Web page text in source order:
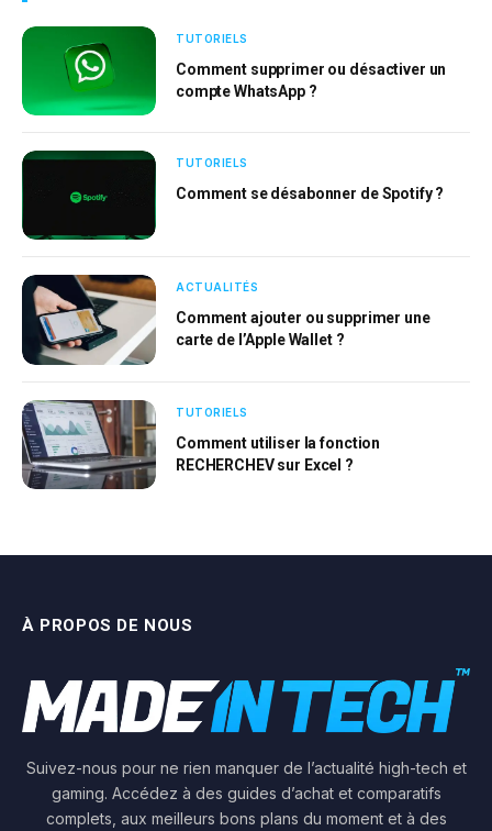
TUTORIELS
Comment supprimer ou désactiver un
compte WhatsApp ?
TUTORIELS
Comment se désabonner de Spotify ?
ACTUALITÉS
Comment ajouter ou supprimer une
carte de l’Apple Wallet ?
TUTORIELS
Comment utiliser la fonction
RECHERCHEV sur Excel ?
À PROPOS DE NOUS
Suivez-nous pour ne rien manquer de l’actualité high-tech et
gaming. Accédez à des guides d’achat et comparatifs
complets, aux meilleurs bons plans du moment et à des